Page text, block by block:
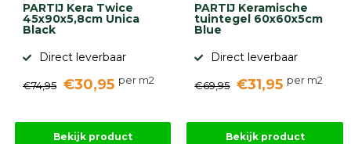
PARTIJ Kera Twice
45x90x5,8cm Unica
Black
Direct leverbaar
€74,95 €30,95 per m2
Bekijk product
PARTIJ Keramische
tuintegel 60x60x5cm
Blue
Direct leverbaar
€69,95 €31,95 per m2
Bekijk product